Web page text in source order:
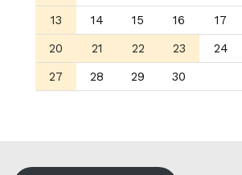
13
14 15 16 17
20
21 22 23 24
27
28 29 30